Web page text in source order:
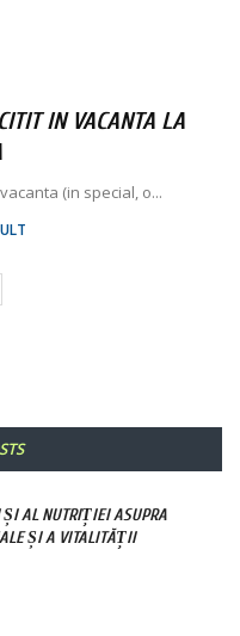
IN VACANTA LA
(in special, o...
ȘI AL NUTRIȚIEI ASUPRA
ȘI A VITALITĂȚII